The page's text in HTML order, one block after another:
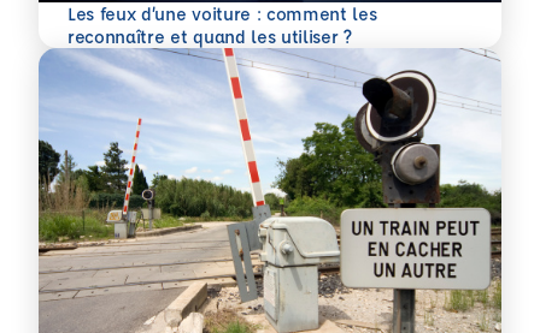
Les feux d’une voiture : comment les
reconnaître et quand les utiliser ?
En savoir plus